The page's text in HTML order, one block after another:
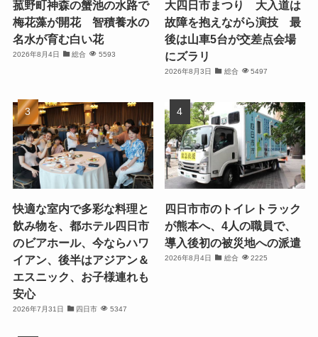
菰野町神森の蟹池の水路で
梅花藻が開花 智積養水の
名水が育む白い花
2026年8月4日 総合 5593
大四日市まつり 大入道は
故障を抱えながら演技 最
後は山車5台が交差点会場
にズラリ
2026年8月3日 総合 5497
快適な室内で多彩な料理と
飲み物を、都ホテル四日市
のビアホール、今ならハワ
イアン、後半はアジアン＆
エスニック、お子様連れも
安心
2026年7月31日 四日市 5347
四日市市のトイレトラック
が熊本へ、4人の職員で、
導入後初の被災地への派遣
2026年8月4日 総合 2225